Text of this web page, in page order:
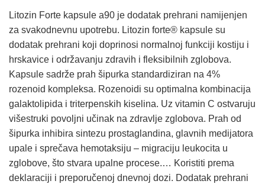
Litozin Forte kapsule a90 je dodatak prehrani namijenjen
za svakodnevnu upotrebu. Litozin forte® kapsule su
dodatak prehrani koji doprinosi normalnoj funkciji kostiju i
hrskavice i održavanju zdravih i fleksibilnih zglobova.
Kapsule sadrže prah šipurka standardiziran na 4%
rozenoid kompleksa. Rozenoidi su optimalna kombinacija
galaktolipida i triterpenskih kiselina. Uz vitamin C ostvaruju
višestruki povoljni učinak na zdravlje zglobova. Prah od
šipurka inhibira sintezu prostaglandina, glavnih medijatora
upale i sprečava hemotaksiju – migraciju leukocita u
zglobove, što stvara upalne procese.… Koristiti prema
deklaraciji i preporučenoj dnevnoj dozi. Dodatak prehrani